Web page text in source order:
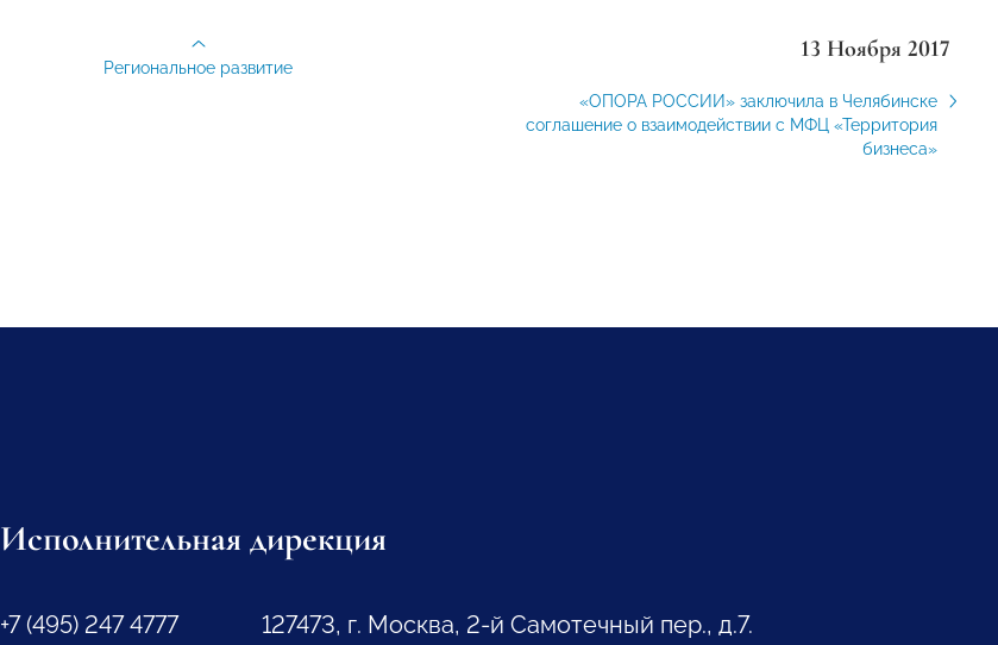
13 Ноября 2017
«ОПОРА РОССИИ» заключила в Челябинске
соглашение о взаимодействии с МФЦ «Территория
бизнеса»
Региональное развитие
Исполнительная дирекция
+7 (495) 247 4777
127473, г. Москва, 2-й Самотечный пер., д.7.